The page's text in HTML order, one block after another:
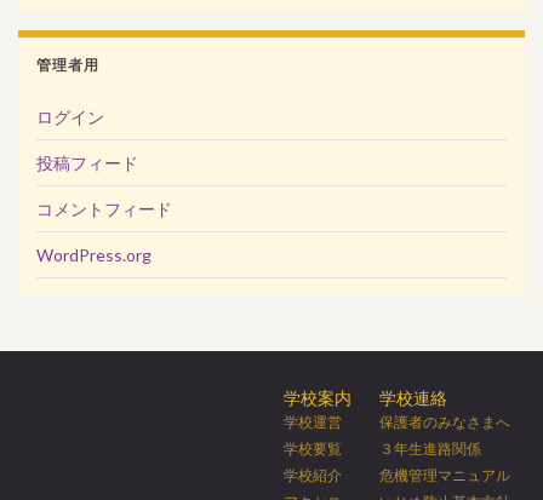
管理者用
ログイン
投稿フィード
コメントフィード
WordPress.org
学校案内
学校運営
学校要覧
学校紹介
学校連絡
保護者のみなさまへ
３年生進路関係
危機管理マニュアル